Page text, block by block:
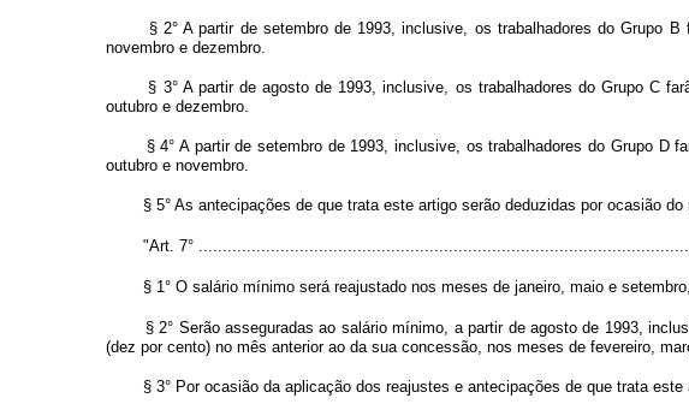
§ 2° A partir de setembro de 1993, inclusive, os trabalhadores do Grupo
novembro e dezembro.
§ 3° A partir de agosto de 1993, inclusive, os trabalhadores do Grupo C
outubro e dezembro.
§ 4° A partir de setembro de 1993, inclusive, os trabalhadores do Grupo
outubro e novembro.
§ 5° As antecipações de que trata este artigo serão deduzidas por ocasião
"Art. 7°
§ 1° O salário mínimo será reajustado nos meses de janeiro, maio e
§ 2° Serão asseguradas ao salário mínimo, a partir de agosto de 1993,
(dez por cento) no mês anterior ao da sua concessão, nos meses de fevereiro,
§ 3° Por ocasião da aplicação dos reajustes e antecipações de que trata